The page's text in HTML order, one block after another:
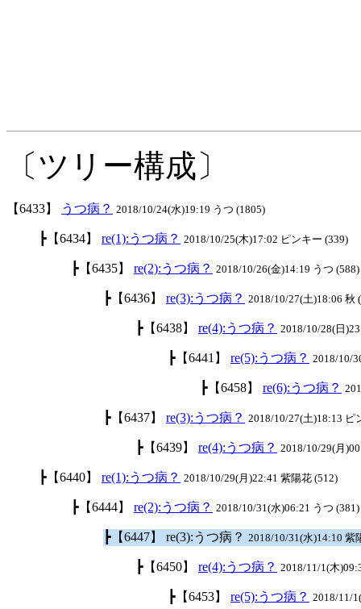
〔ツリー構成〕
【6433】 うつ病？ 2018/10/24(水)19:19 うつ (1805)
┣【6434】 re(1):うつ病？ 2018/10/25(木)17:02 ピンキー (339)
┣【6435】 re(2):うつ病？ 2018/10/26(金)14:19 うつ (588)
┣【6436】 re(3):うつ病？ 2018/10/27(土)18:06 秋
┣【6438】 re(4):うつ病？ 2018/10/28(日
┣【6441】 re(5):うつ病？ 2018/10/
┣【6458】 re(6):うつ病？
┣【6437】 re(3):うつ病？ 2018/10/27(土)18:13 ピ
┣【6439】 re(4):うつ病？ 2018/10/29(月
┣【6440】 re(1):うつ病？ 2018/10/29(月)22:41 紫陽花 (512)
┣【6444】 re(2):うつ病？ 2018/10/31(水)06:21 うつ (381)
┣【6447】 re(3):うつ病？ 2018/10/31(水)14:10 紫
┣【6450】 re(4):うつ病？ 2018/11/1(木
┣【6453】 re(5):うつ病？ 2018/11/